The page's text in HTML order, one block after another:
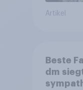
Artikel
Beste
dm